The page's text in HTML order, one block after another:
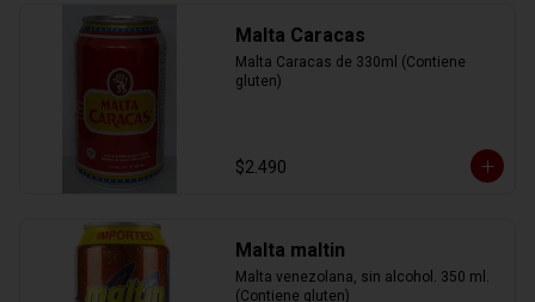
Malta Caracas
Malta Caracas de 330ml (Contiene
gluten)
$2.490
Malta maltin
Malta venezolana, sin alcohol. 350 ml.
(Contiene gluten)